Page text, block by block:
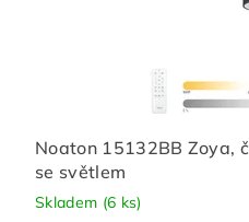
Noaton 15132BB Zoya,
se světlem
Skladem (6 ks)